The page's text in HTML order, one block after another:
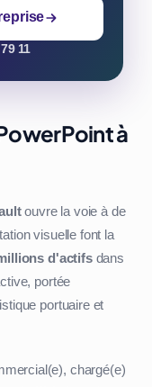
11
à
ouvre la voie à de
visuelle font la
d'actifsdans
portée
portuaire et
chargé(e)